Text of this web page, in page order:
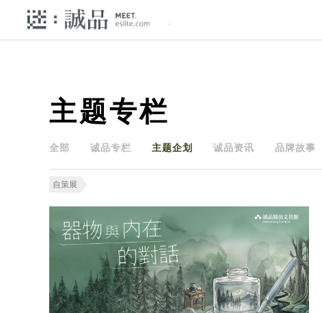
主题专栏
全部 诚品专栏 主题企划 诚品资讯 品牌故事
自策展